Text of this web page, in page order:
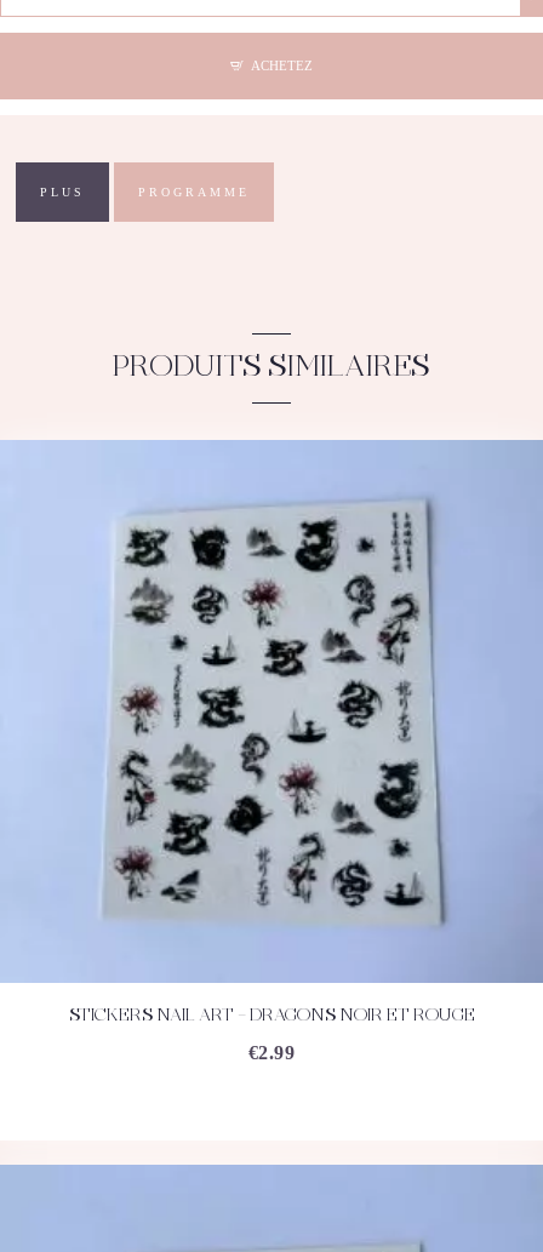
Stickers
ACHETEZ
PLUS PROGRAMME
PRODUITS SIMILAIRES
ACHETEZ DÉTAILS
STICKERS NAIL ART – DRAGONS NOIR ET ROUGE
€2.99